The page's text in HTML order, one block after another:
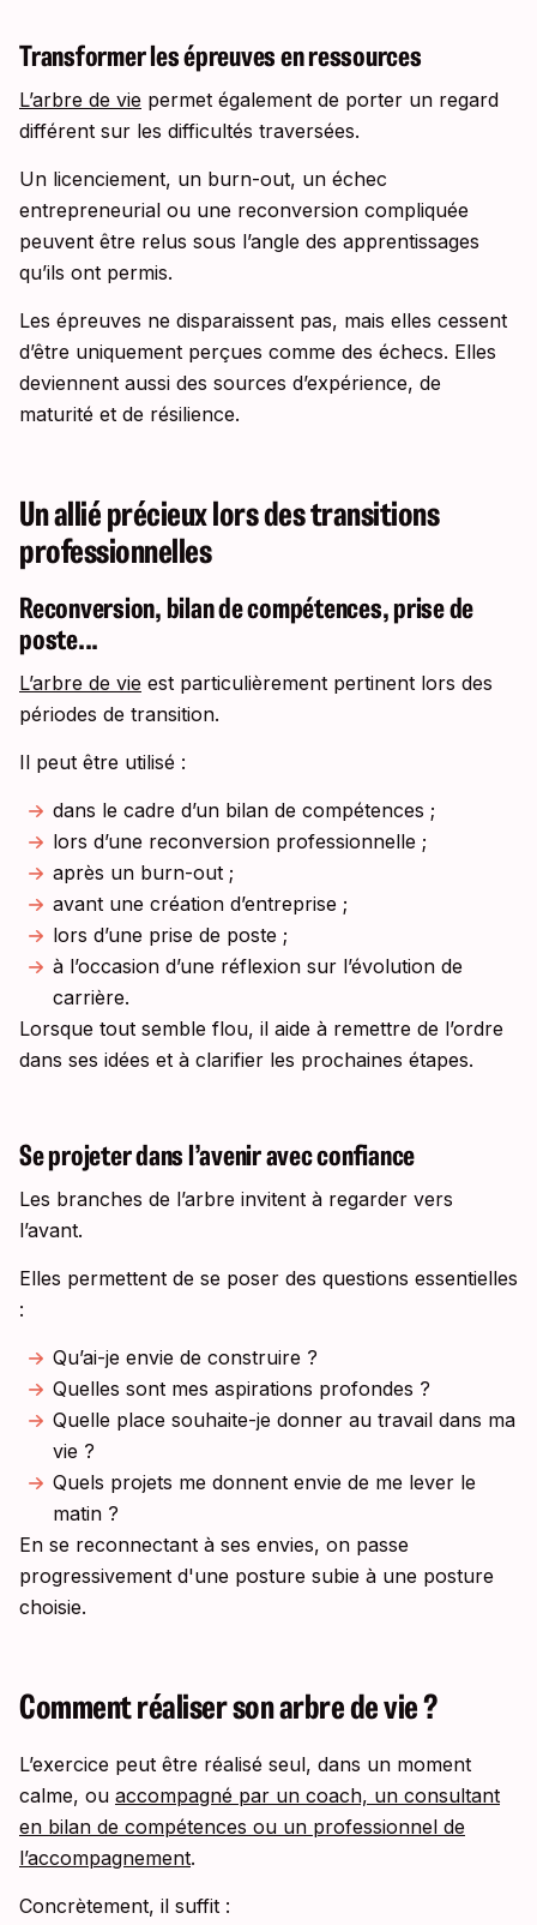
Transformer les épreuves en ressources
L’arbre de vie permet également de porter un regard
différent sur les difficultés traversées.
Un licenciement, un burn-out, un échec
entrepreneurial ou une reconversion compliquée
peuvent être relus sous l’angle des apprentissages
qu’ils ont permis.
Les épreuves ne disparaissent pas, mais elles cessent
d’être uniquement perçues comme des échecs. Elles
deviennent aussi des sources d’expérience, de
maturité et de résilience.
Un allié précieux lors des transitions
professionnelles
Reconversion, bilan de compétences, prise de
poste...
L’arbre de vie est particulièrement pertinent lors des
périodes de transition.
Il peut être utilisé :
dans le cadre d’un bilan de compétences ;
lors d’une reconversion professionnelle ;
après un burn-out ;
avant une création d’entreprise ;
lors d’une prise de poste ;
à l’occasion d’une réflexion sur l’évolution de
carrière.
Lorsque tout semble flou, il aide à remettre de l’ordre
dans ses idées et à clarifier les prochaines étapes.
Se projeter dans l’avenir avec confiance
Les branches de l’arbre invitent à regarder vers
l’avant.
Elles permettent de se poser des questions essentielles
:
Qu’ai-je envie de construire ?
Quelles sont mes aspirations profondes ?
Quelle place souhaite-je donner au travail dans ma
vie ?
Quels projets me donnent envie de me lever le
matin ?
En se reconnectant à ses envies, on passe
progressivement d'une posture subie à une posture
choisie.
Comment réaliser son arbre de vie ?
L’exercice peut être réalisé seul, dans un moment
calme, ou accompagné par un coach, un consultant
en bilan de compétences ou un professionnel de
l’accompagnement.
Concrètement, il suffit :